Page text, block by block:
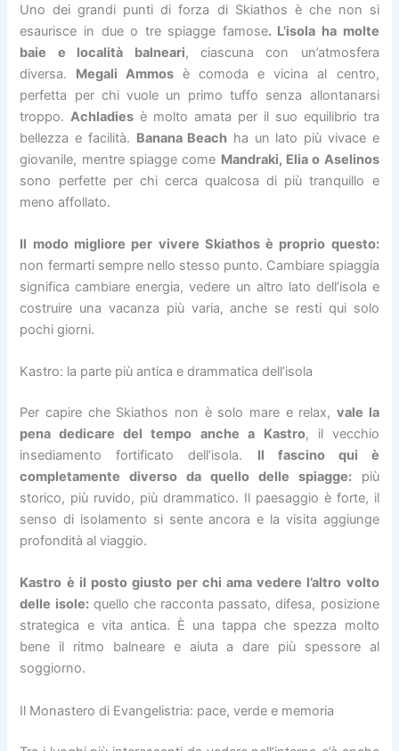
Uno dei grandi punti di forza di Skiathos è che non si
esaurisce in due o tre spiagge famose. L’isola ha molte
baie e località balneari, ciascuna con un’atmosfera
diversa. Megali Ammosè comoda e vicina al centro,
perfetta per chi vuole un primo tuffo senza allontanarsi
troppo. Achladies è molto amata per il suo equilibrio tra
bellezza e facilità. Banana Beach ha un lato più vivace e
giovanile, mentre spiagge come Mandraki, Elia o Aselinos
sono perfette per chi cerca qualcosa di più tranquillo e
meno affollato.
Il modo migliore per vivere Skiathos è proprio questo:
non fermarti sempre nello stesso punto. Cambiare spiaggia
significa cambiare energia, vedere un altro lato dell’isola e
costruire una vacanza più varia, anche se resti qui solo
pochi giorni.
Kastro: la parte più antica e drammatica dell’isola
Per capire che Skiathos non è solo mare e relax, vale la
pena dedicare del tempo anche a
Kastro, il vecchio
insediamento fortificato dell’isola. Il fascino qui è
completamente diverso da quello delle spiagge:più
storico, più ruvido, più drammatico. Il paesaggio è forte, il
senso di isolamento si sente ancora e la visita aggiunge
profondità al viaggio.
Kastro è il posto giusto per chi ama vedere l’altro volto
delle isole:quello che racconta passato, difesa, posizione
strategica e vita antica. È una tappa che spezza molto
bene il ritmo balneare e aiuta a dare più spessore al
soggiorno.
Il Monastero di Evangelistria: pace, verde e memoria